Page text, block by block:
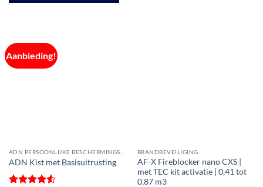
Aanbieding!
ADN Kist met Basisuitrusting
BRANDBEVEILIGING
AF-X Fireblocker nano CXS |
met TEC kit activatie | 0,41 tot
0,87 m3